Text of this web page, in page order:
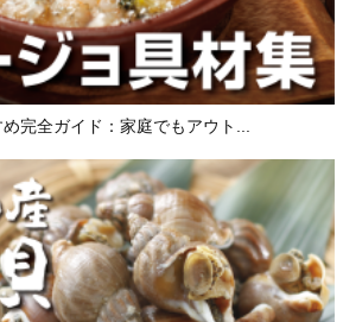
完全ガイド：家庭でもアウト...